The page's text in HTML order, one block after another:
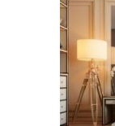
Температура в